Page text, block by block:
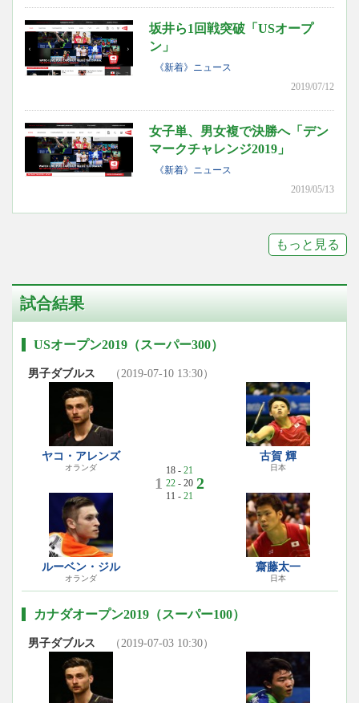
坂井ら1回戦突破「USオープ
ン」
《新着》ニュース
2019/07/12
女子単、男女複で決勝へ「デン
マークチャレンジ2019」
《新着》ニュース
2019/05/13
もっと見る
試合結果
USオープン2019（スーパー300）
男子ダブルス （2019-07-10 13:30）
ヤコ・アレンズ
オランダ
ルーベン・ジル
オランダ
1
18 - 21
22- 20
11 - 21
2
古賀 輝
日本
齋藤太一
日本
カナダオープン2019（スーパー100）
男子ダブルス （2019-07-03 10:30）